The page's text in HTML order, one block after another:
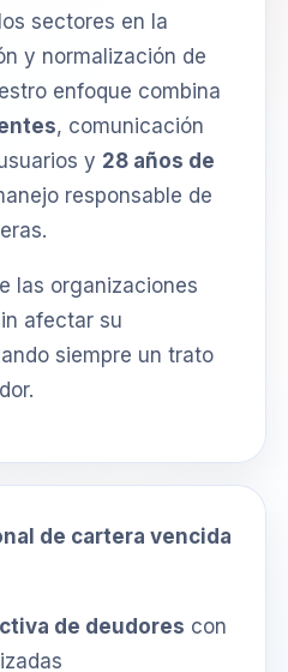
sectores en la
y normalización de
enfoque combina
, comunicación
y 28 años de
responsable de
las organizaciones
afectar su
siempre un trato
de cartera vencida
de deudores con